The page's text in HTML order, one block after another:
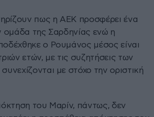
πως η ΑΕΚ προσφέρει ένα
ομάδα της Σαρδηνίας ενώ η
ο Ρουμάνος μέσος είναι
ετών, με τις συζητήσεις των
με στόχο την οριστική
του Μαρίν, πάντως, δεν